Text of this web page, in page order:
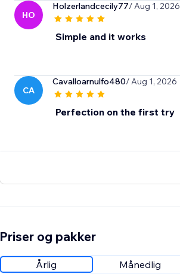
HO
Holzerlandcecily77/ Aug 1, 2026
Simple and it works
CA
Cavalloarnulfo480/ Aug 1, 2026
Perfection on the first try
Priser og pakker
Årlig Månedlig